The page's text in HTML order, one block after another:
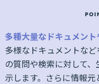
多種大量なドキュメン
多様なドキュメントな
の質問や検索に対して
示します。さらに情報